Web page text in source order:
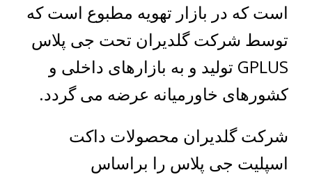
است که در بازار تهویه مطبوع است که
توسط شرکت گلدیران تحت جی پلاس
GPLUS تولید و به بازارهای داخلی و
کشورهای خاورمیانه عرضه می گردد.
شرکت گلدیران محصولات داکت
اسپلیت جی پلاس را براساس